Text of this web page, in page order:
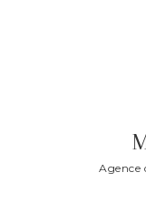
Agence